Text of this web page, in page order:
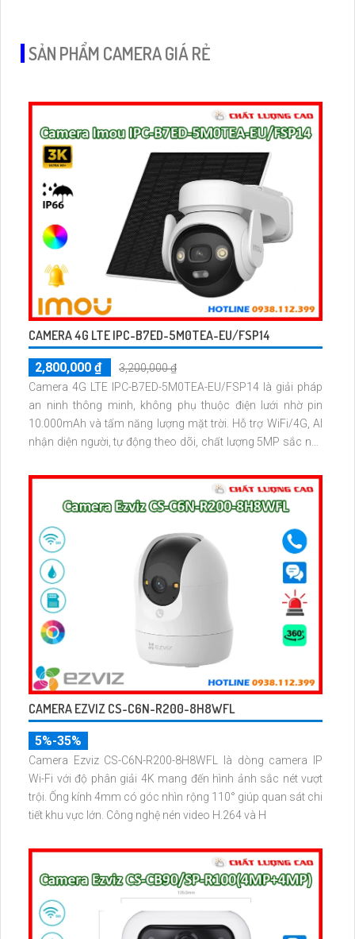
SẢN PHẨM CAMERA GIÁ RẺ
CAMERA 4G LTE IPC-B7ED-5M0TEA-EU/FSP14
2,800,000 ₫
3,200,000 ₫
Camera 4G LTE IPC-B7ED-5M0TEA-EU/FSP14 là giải pháp
an ninh thông minh, không phụ thuộc điện lưới nhờ pin
10.000mAh và tấm năng lượng mặt trời. Hỗ trợ WiFi/4G, AI
nhận diện người, tự động theo dõi, chất lượng 5MP sắc nét,
IP66, phù hợp lắp đặt mọi môi trường
CAMERA EZVIZ CS-C6N-R200-8H8WFL
5%-35%
Camera Ezviz CS-C6N-R200-8H8WFL là dòng camera IP
Wi-Fi với độ phân giải 4K mang đến hình ảnh sắc nét vượt
trội. Ống kính 4mm có góc nhìn rộng 110° giúp quan sát chi
tiết khu vực lớn. Công nghệ nén video H.264 và H